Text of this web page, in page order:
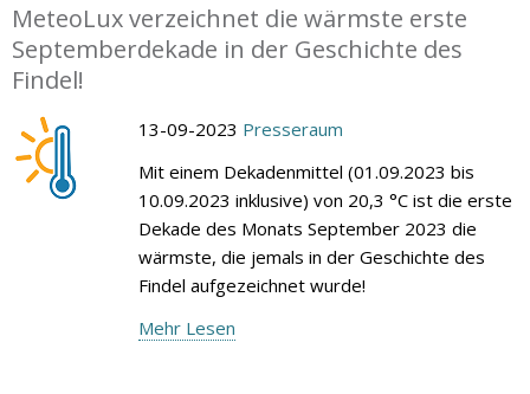
MeteoLux verzeichnet die wärmste erste
Septemberdekade in der Geschichte des
Findel!
13-09-2023 Presseraum
Mit einem Dekadenmittel (01.09.2023 bis
10.09.2023 inklusive) von 20,3 °C ist die erste
Dekade des Monats September 2023 die
wärmste, die jemals in der Geschichte des
Findel aufgezeichnet wurde!
Mehr Lesen